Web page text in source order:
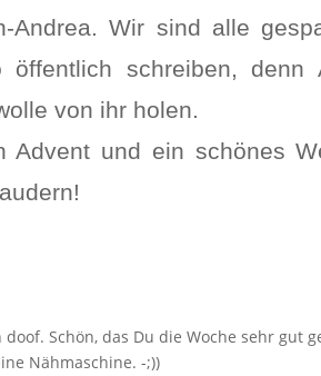
Wir sind alle
schreiben, denn
von ihr holen.
und ein schönes
Schön, das Du die Woche sehr gut
Nähmaschine. -;))